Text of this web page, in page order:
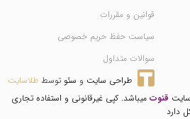
قوانین و مقررات
سیاست حفظ حریم خصوصی
سوالات متداول
طراحی سایت و سئو توسط طلاسایت
قنوت میباشد. کپی غیرقانونی و استفاده تجاری
دارد